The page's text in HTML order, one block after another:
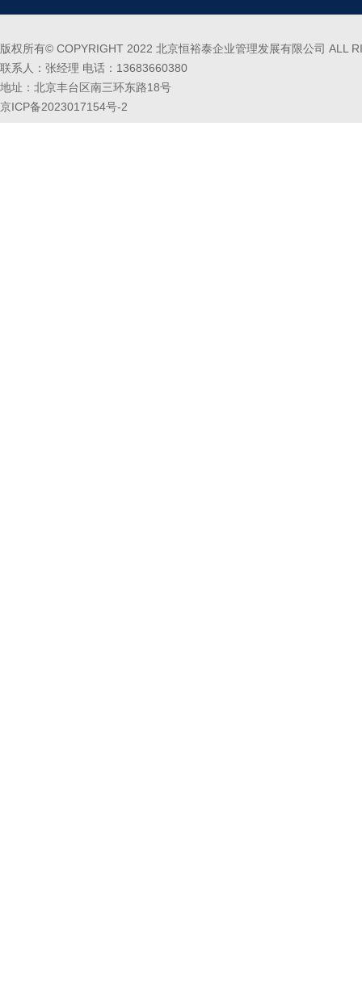
版权所有© COPYRIGHT 2022 北京恒裕泰企业管理发展有限公司 ALL
联系人：张经理 电话：13683660380
地址：北京丰台区南三环东路18号
京ICP备2023017154号-2